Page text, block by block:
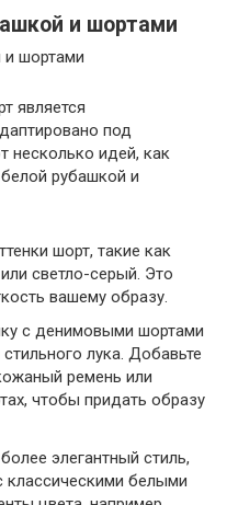
и шортами
является
под
несколько идей, как
рубашкой и
шорт, такие как
светло-серый. Это
вашему образу.
с денимовыми шортами
лука. Добавьте
ремень или
чтобы придать образу
элегантный стиль,
классическими белыми